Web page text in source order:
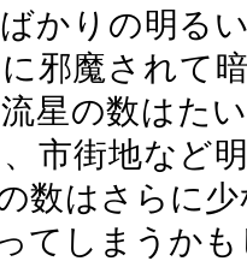
かりの明る
邪魔されて
星の数はた
市街地など
数はさらに
てしまうか